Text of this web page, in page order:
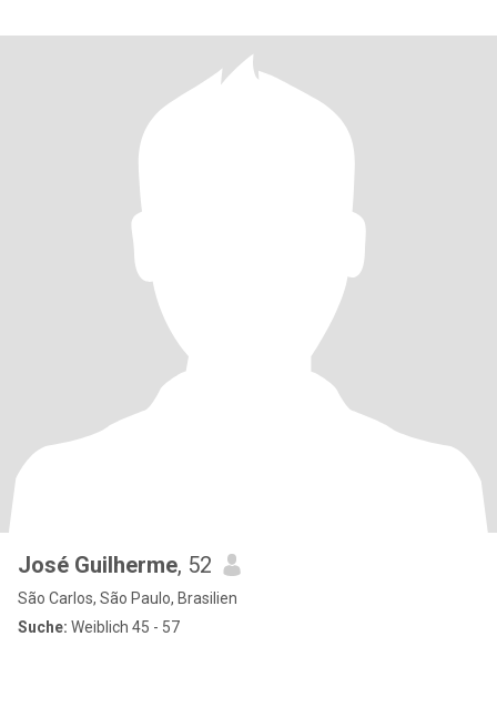
José Guilherme, 52
São Carlos, São Paulo, Brasilien
Suche: Weiblich 45 - 57